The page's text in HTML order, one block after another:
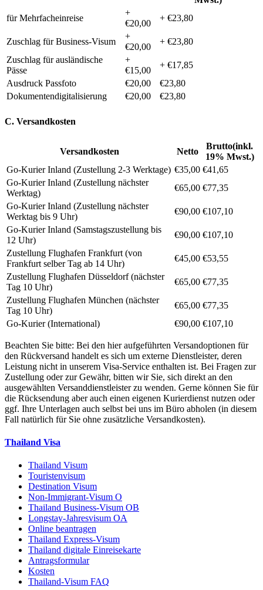
für Mehrfacheinreise
+
€20,00
+ €23,80
Zuschlag für Business-Visum
+
€20,00
+ €23,80
Zuschlag für ausländische
Pässe
+
€15,00
+ €17,85
Ausdruck Passfoto
€20,00
€23,80
Dokumentendigitalisierung
€20,00 €23,80
C. Versandkosten
Versandkosten Netto
Brutto(inkl.
19% Mwst.)
Go-Kurier Inland (Zustellung 2-3 Werktage) €35,00 €41,65
Go-Kurier Inland (Zustellung nächster
Werktag)
€65,00 €77,35
Go-Kurier Inland (Zustellung nächster
Werktag bis 9 Uhr)
€90,00 €107,10
Go-Kurier Inland (Samstagszustellung bis
12 Uhr)
€90,00 €107,10
Zustellung Flughafen Frankfurt (von
Frankfurt selber Tag ab 14 Uhr)
€45,00 €53,55
Zustellung Flughafen Düsseldorf (nächster
Tag 10 Uhr)
€65,00 €77,35
Zustellung Flughafen München (nächster
Tag 10 Uhr)
€65,00 €77,35
Go-Kurier (International)
€90,00 €107,10
Beachten Sie bitte: Bei den hier aufgeführten Versandoptionen für
den Rückversand handelt es sich um externe Dienstleister, deren
Leistung nicht in unserem Visa-Service enthalten ist. Bei Fragen zur
Zustellung oder zur Gewähr, bitten wir Sie, sich direkt an den
ausgewählten Versanddienstleister zu wenden. Gerne können Sie für
die Rücksendung aber auch einen eigenen Kurierdienst nutzen oder
ggf. Ihre Unterlagen auch selbst bei uns im Büro abholen (in diesem
Fall natürlich für Sie ohne zusätzliche Versandkosten).
Thailand Visa
Thailand Visum
Touristenvisum
Destination Visum
Non-Immigrant-Visum O
Thailand Business-Visum OB
Longstay-Jahresvisum OA
Online beantragen
Thailand Express-Visum
Thailand digitale Einreisekarte
Antragsformular
Kosten
Thailand-Visum FAQ